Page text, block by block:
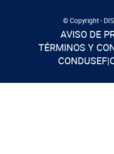
© Copyright -
AVISO DE
TÉRMINOS Y
CONDUSEF|